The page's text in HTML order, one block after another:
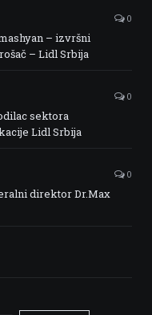
0
– izvršni
– Lidl Srbija
0
sektora
Lidl Srbija
0
direktor Dr.Max